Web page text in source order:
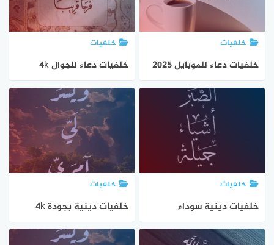
خلفيات
خلفيات دعاء للموبايل 2025
خلفيات
خلفيات دعاء للجوال 4k
خلفيات
خلفيات دينية سوداء
للموبايل 4k
خلفيات
خلفيات دينية بجودة 4k